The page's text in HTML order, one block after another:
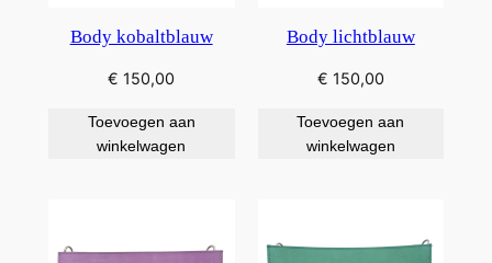
Body kobaltblauw
€ 150,00
Toevoegen aan
winkelwagen
Body lichtblauw
€ 150,00
Toevoegen aan
winkelwagen